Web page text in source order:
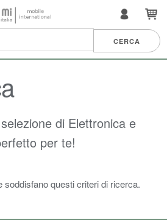
di Elettronica e
per te!
soddisfano questi criteri di ricerca.